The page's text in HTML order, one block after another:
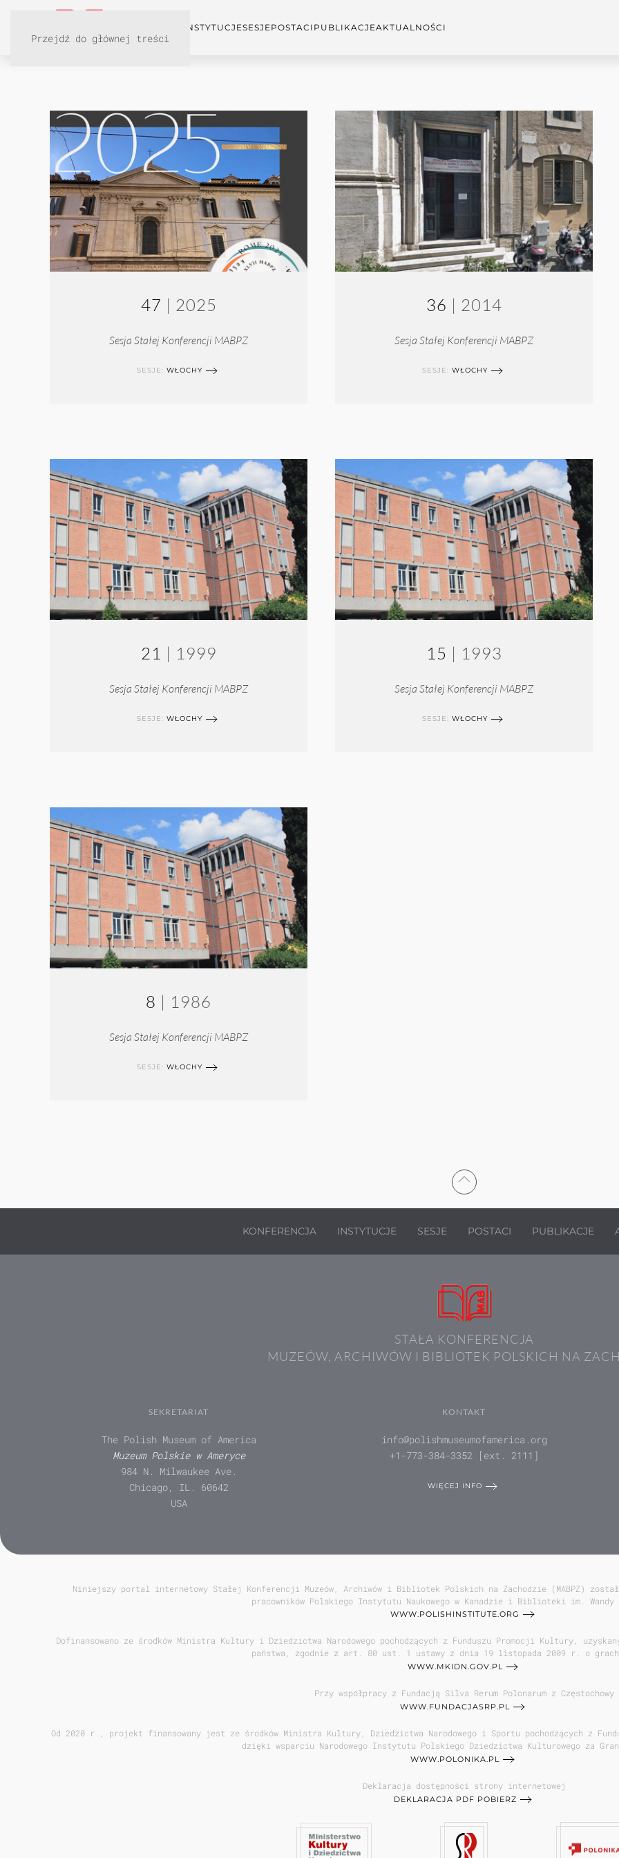
Przejdź do głównej treści
INSTYTUCJESESJEPOSTACI PUBLIKACJEAKTUALNOŚCI
47 | 2025
Sesja Stałej Konferencji MABPZ
SESJE: WŁOCHY
21 | 1999
Sesja Stałej Konferencji MABPZ
SESJE: WŁOCHY
8 | 1986
Sesja Stałej Konferencji MABPZ
SESJE: WŁOCHY
36 | 2014
Sesja Stałej Konferencji MABPZ
SESJE: WŁOCHY
15 | 1993
Sesja Stałej Konferencji MABPZ
SESJE: WŁOCHY
KONFERENCJA INSTYTUCJE SESJE POSTACI PUBLIKACJE
STAŁA KONFERENCJA
MUZEÓW, ARCHIWÓW I BIBLIOTEK POLSKICH NA
SEKRETARIAT
The Polish Museum of America
Muzeum Polskie w Ameryce
984 N. Milwaukee Ave.
Chicago, IL. 60642
USA
KONTAKT
info@polishmuseumofamerica.org
+1-773-384-3352 [ext. 2111]
WIĘCEJ INFO
Niniejszy portal internetowy Stałej Konferencji Muzeów, Archiwów i Bibliotek Polskich na Zachodzie (MABPZ)
pracowników Polskiego Instytutu Naukowego w Kanadzie i Biblioteki im. Wandy
WWW.POLISHINSTITUTE.ORG
Dofinansowano ze środków Ministra Kultury i Dziedzictwa Narodowego pochodzących z Funduszu Promocji Kultury,
państwa, zgodnie z art. 80 ust. 1 ustawy z dnia 19 listopada 2009 r. o grach
WWW.MKIDN.GOV.PL
Przy współpracy z Fundacją Silva Rerum Polonarum z Częstochowy
WWW.FUNDACJASRP.PL
Od 2020 r., projekt finansowany jest ze środków Ministra Kultury, Dziedzictwa Narodowego i Sportu pochodzących z
dzięki wsparciu Narodowego Instytutu Polskiego Dziedzictwa Kulturowego za
WWW.POLONIKA.PL
Deklaracja dostępności strony internetowej
DEKLARACJA PDF POBIERZ